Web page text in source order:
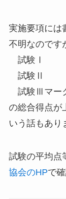
実施要項には
不明なので
試験Ⅰ
試験Ⅱ
試験Ⅲマー
の総合得点が
いう話もあり
試験の平均点
協会のHPで